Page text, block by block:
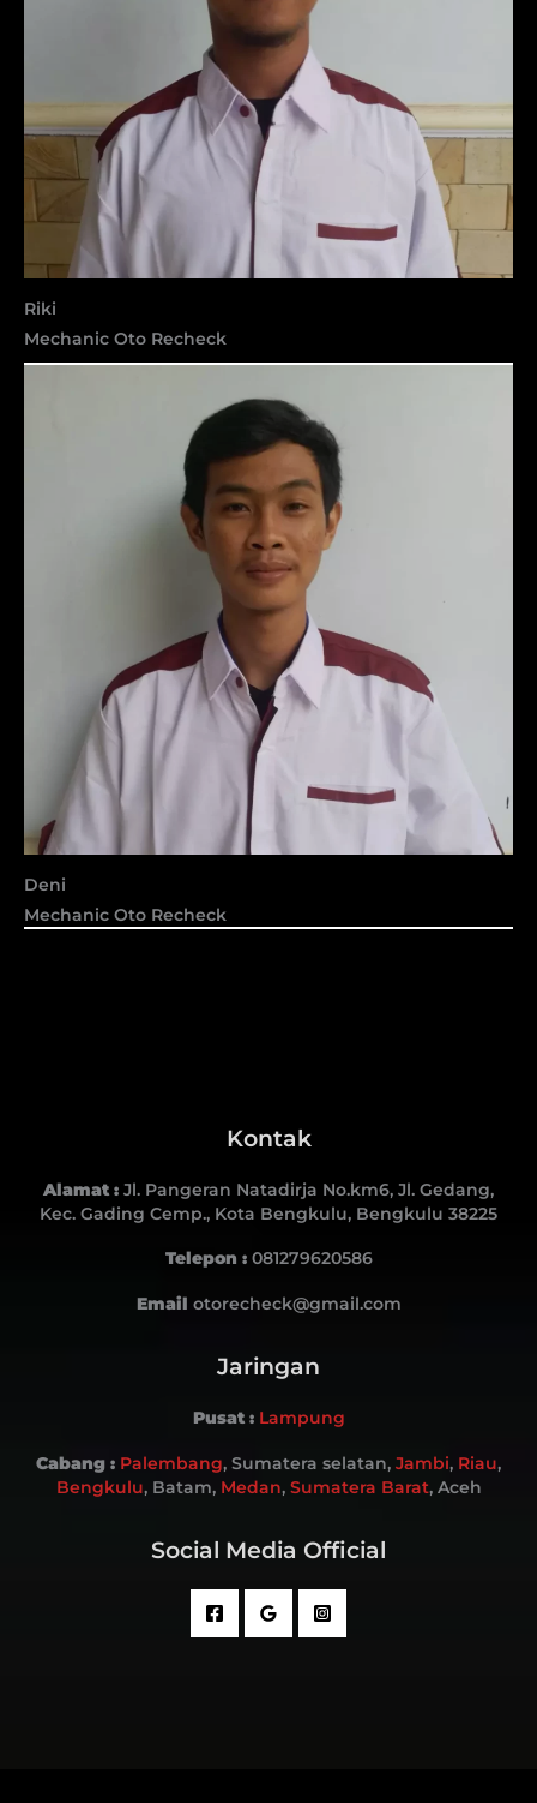
Riki
Mechanic Oto Recheck
Deni
Mechanic Oto Recheck
Kontak
Alamat : Jl. Pangeran Natadirja No.km6, Jl. Gedang,
Kec. Gading Cemp., Kota Bengkulu, Bengkulu 38225
Telepon :081279620586
Email otorecheck@gmail.com
Jaringan
Pusat : Lampung
Cabang : Palembang, Sumatera selatan, Jambi, Riau,
Bengkulu, Batam, Medan, Sumatera Barat, Aceh
Social Media Official